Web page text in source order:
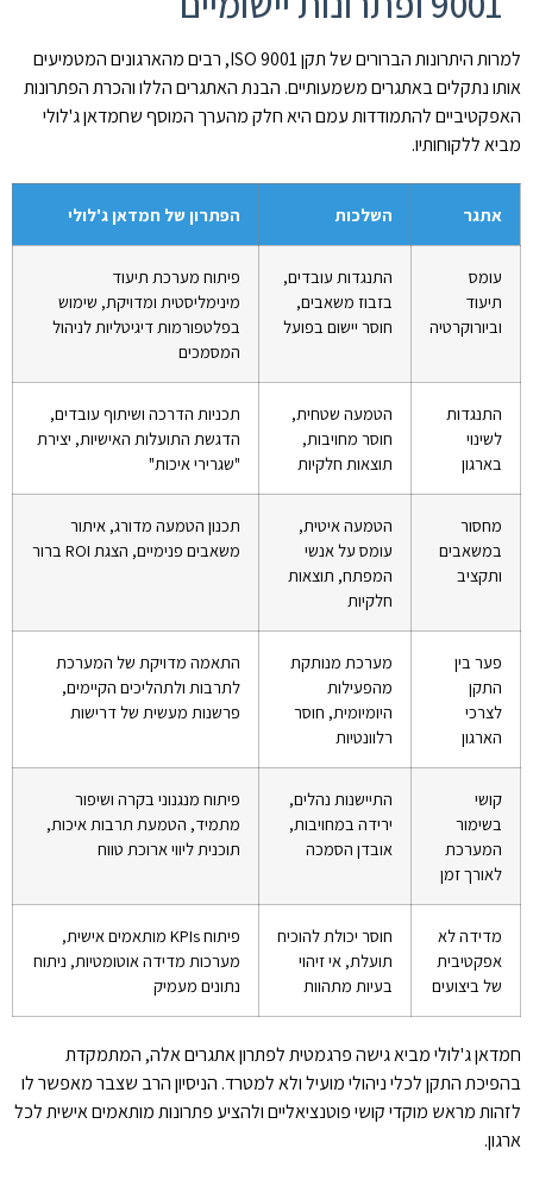
למרות היתרונות הברורים של תקן ISO 9001, רבים מהארגונים המטמיעים
אותו נתקלים באתגרים משמעותיים. הבנת האתגרים הללו והכרת הפתרונות
האפקטיביים להתמודדות עמם היא חלק מהערך המוסף שחמדאן ג'לולי
מביא ללקוחותיו.
אתגר השלכות הפתרון של חמדאן ג'לולי
עומס
תיעוד
וביורוקרטיה
התנגדות עובדים,
בזבוז משאבים,
חוסר יישום בפועל
פיתוח מערכת תיעוד
מינימליסטית ומדויקת, שימוש
בפלטפורמות דיגיטליות לניהול
המסמכים
התנגדות
לשינוי
בארגון
הטמעה שטחית,
חוסר מחויבות,
תוצאות חלקיות
תכניות הדרכה ושיתוף עובדים,
הדגשת התועלות האישיות, יצירת
"שגרירי איכות"
מחסור
במשאבים
ותקציב
הטמעה איטית,
עומס על אנשי
המפתח, תוצאות
חלקיות
תכנון הטמעה מדורג, איתור
משאבים פנימיים, הצגת ROI ברור
פער בין
התקן
לצרכי
הארגון
מערכת מנותקת
מהפעילות
היומיומית, חוסר
רלוונטיות
התאמה מדויקת של המערכת
לתרבות ולתהליכים הקיימים,
פרשנות מעשית של דרישות
קושי
בשימור
המערכת
לאורך זמן
התיישנות נהלים,
ירידה במחויבות,
אובדן הסמכה
פיתוח מנגנוני בקרה ושיפור
מתמיד, הטמעת תרבות איכות,
תוכנית ליווי ארוכת טווח
מדידה לא
אפקטיבית
של ביצועים
חוסר יכולת להוכיח
תועלת, אי זיהוי
בעיות מתהוות
פיתוח KPIs מותאמים אישית,
מערכות מדידה אוטומטיות, ניתוח
נתונים מעמיק
חמדאן ג'לולי מביא גישה פרגמטית לפתרון אתגרים אלה, המתמקדת
בהפיכת התקן לכלי ניהולי מועיל ולא למטרד. הניסיון הרב שצבר מאפשר לו
לזהות מראש מוקדי קושי פוטנציאליים ולהציע פתרונות מותאמים אישית לכל
ארגון.